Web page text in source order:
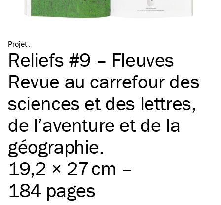
Projet:
Reliefs #9 – Fleuves
Revue au carrefour des
sciences et des lettres,
de l’aventure et de la
géographie.
19,2 × 27 cm –
184 pages